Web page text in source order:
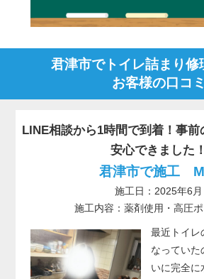
君津市でトイレ詰まり修
お客様の口コミ
LINE相談から1時間で到着！事前
安心できました！
君津市で施工
施工日：2025年6月
施工内容：薬剤使用・高圧
最近トイレ
なっていた
いに完全に